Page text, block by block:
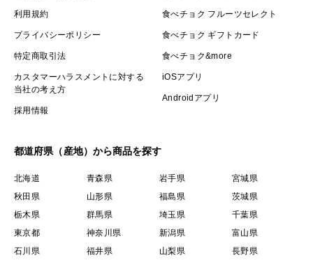
利用規約
プライバシーポリシー
特定商取引法
カスタマーハラスメントに対する
当社の考え方
採用情報
食べチョク フルーツセレクト
食べチョク ギフトカード
食べチョク&more
iOSアプリ
Androidアプリ
都道府県（産地）から商品を探す
北海道 青森県 岩手県
宮城県
秋田県
山形県 福島県
茨城県
栃木県
群馬県 埼玉県
千葉県
東京都
神奈川県 新潟県
富山県
石川県
福井県 山梨県
長野県